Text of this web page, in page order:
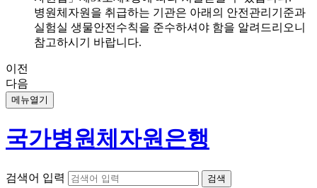
병원체자원을 취급하는 기관은 아래의 안전관리기준과
실험실 생물안전수칙을 준수하셔야 함을 알려드리오니
참고하시기 바랍니다.
이전
다음
메뉴열기
국가병원체자원은행
검색어 입력